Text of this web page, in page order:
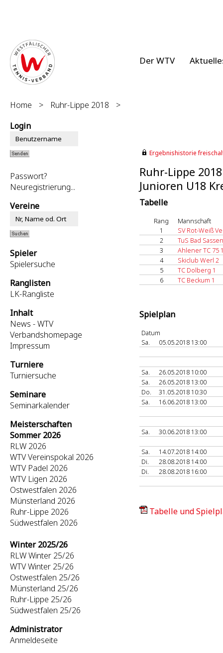
Der WTV
Home > Ruhr-Lippe 2018
>
Login
Passwort?
Neuregistrierung...
Vereine
Spieler
Spielersuche
Ranglisten
LK-Rangliste
Inhalt
News - WTV
Verbandshomepage
Impressum
Turniere
Turniersuche
Seminare
Seminarkalender
Meisterschaften
Sommer 2026
RLW 2026
WTV Vereinspokal 2026
WTV Padel 2026
WTV Ligen 2026
Ostwestfalen 2026
Münsterland 2026
Ruhr-Lippe 2026
Südwestfalen 2026
Winter 2025/26
RLW Winter 25/26
WTV Winter 25/26
Ostwestfalen 25/26
Münsterland 25/26
Ruhr-Lippe 25/26
Südwestfalen 25/26
Administrator
Anmeldeseite
Ergebnishistorie
Ruhr-Lippe 2018
Junioren U18
Tabelle
Rang
Mannschaft
1
SV Rot-Weiß
2
TuS Bad
3
Ahlener TC 75
4
Skiclub Werl 2
5
TC Dolberg 1
6
TC Beckum 1
Spielplan
Datum
Sa.
05.05.2018 13:00
Sa.
26.05.2018 10:00
Sa.
26.05.2018 13:00
Do.
31.05.2018 10:30
Sa.
16.06.2018 13:00
Sa. 30.06.2018 13:00
Sa.
14.07.2018 14:00
Di.
28.08.2018 14:00
Di.
28.08.2018 16:00
Tabelle und